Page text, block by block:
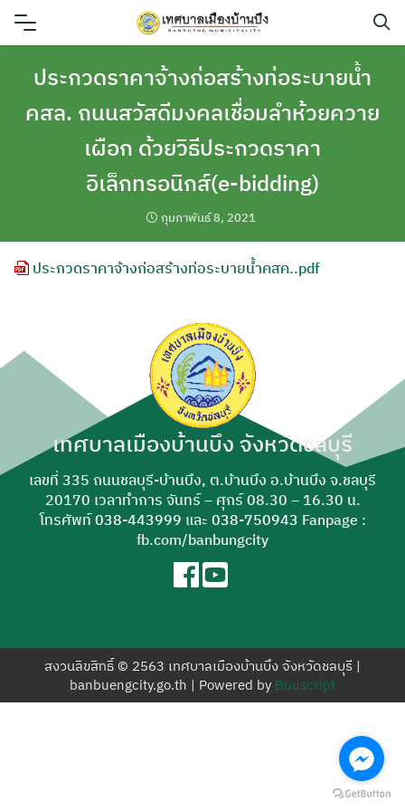
Skip
ค้นหา
สำหรับ:
ประกวดราคาจ้างก่อสร้างท่อระบายน้ำ
คสล. ถนนสวัสดีมงคลเชื่อมลำห้วยควาย
เผือก ด้วยวิธีประกวดราคา
อิเล็กทรอนิกส์(e-bidding)
กุมภาพันธ์ 8, 2021
ประกวดราคาจ้างก่อสร้างท่อระบายน้ำคสค..pdf
เทศบาลเมืองบ้านบึง จังหวัดชลบุรี
เลขที่ 335 ถนนชลบุรี-บ้านบึง, ต.บ้านบึง อ.บ้านบึง จ.ชลบุรี
20170 เวลาทำการ จันทร์ – ศุกร์ 08.30 – 16.30 น.
โทรศัพท์038-443999 และ 038-750943 Fanpage :
fb.com/banbungcity
สงวนลิขสิทธิ์ © 2563 เทศบาลเมืองบ้านบึง จังหวัดชลบุรี |
banbuengcity.go.th | Powered by Buuscript